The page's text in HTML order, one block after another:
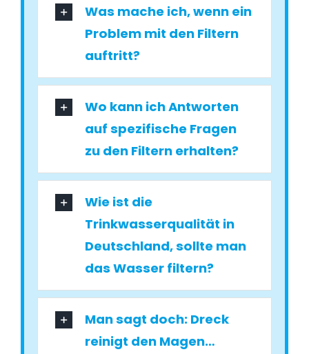
Was mache ich, wenn ein
Problem mit den Filtern
auftritt?
Wo kann ich Antworten
auf spezifische Fragen
zu den Filtern erhalten?
Wie ist die
Trinkwasserqualität in
Deutschland, sollte man
das Wasser filtern?
Man sagt doch: Dreck
reinigt den Magen…